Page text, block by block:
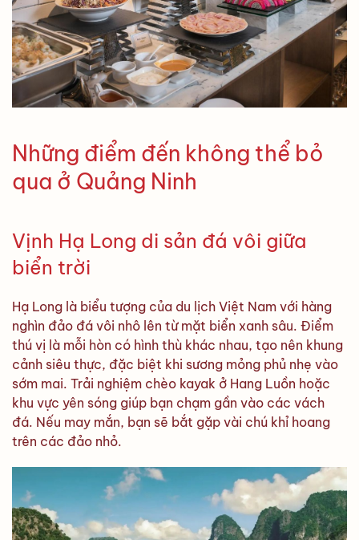
Những điểm đến không thể bỏ
qua ở Quảng Ninh
Vịnh Hạ Long di sản đá vôi giữa
biển trời
Hạ Long là biểu tượng của du lịch Việt Nam với hàng
nghìn đảo đá vôi nhô lên từ mặt biển xanh sâu. Điểm
thú vị là mỗi hòn có hình thù khác nhau, tạo nên khung
cảnh siêu thực, đặc biệt khi sương mỏng phủ nhẹ vào
sớm mai. Trải nghiệm chèo kayak ở Hang Luồn hoặc
khu vực yên sóng giúp bạn chạm gần vào các vách
đá. Nếu may mắn, bạn sẽ bắt gặp vài chú khỉ hoang
trên các đảo nhỏ.